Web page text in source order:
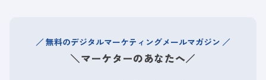
無料のデジタルマーケティングメールマガジン
＼マーケターのあなたへ／